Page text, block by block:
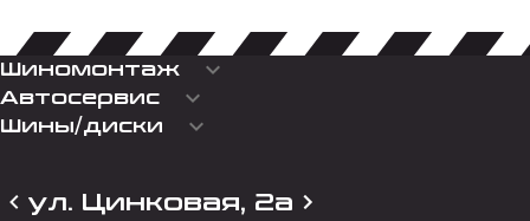
Шиномонтаж keyboard_arrow_down
Автосервис keyboard_arrow_down
Шины/диски keyboard_arrow_down
ул. Цинковая, 2а